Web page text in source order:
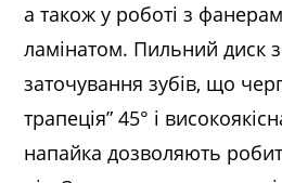
а також у роботі з
ламінатом. Пильний диск
заточування зубів, що
трапеція” 45° і
напайка дозволяють